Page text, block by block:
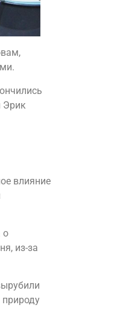
Эрик
влияние
о
из-за